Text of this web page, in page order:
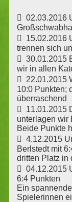
 02.03.2016
 15.02.2016
trennen sich
 30.01.2015
wir in allen
 22.01.2015
10:0 Punkten;
überraschend
 11.01.2015
unterlagen wir
Beide Punkte
 4.12.2015
Berlstedt mit
dritten Platz in
 04.12.2015
6:4 Punkten
Ein
Spielerinnen